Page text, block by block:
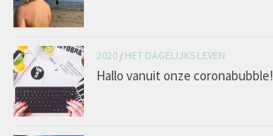
2020 / HET DAGELIJKS LEVEN
Hallo vanuit onze coronabubble!